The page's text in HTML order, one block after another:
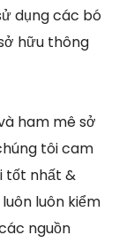
dụng các bó
hữu thông
ham mê sở
tôi cam
tốt nhất &
luôn kiểm
nguồn